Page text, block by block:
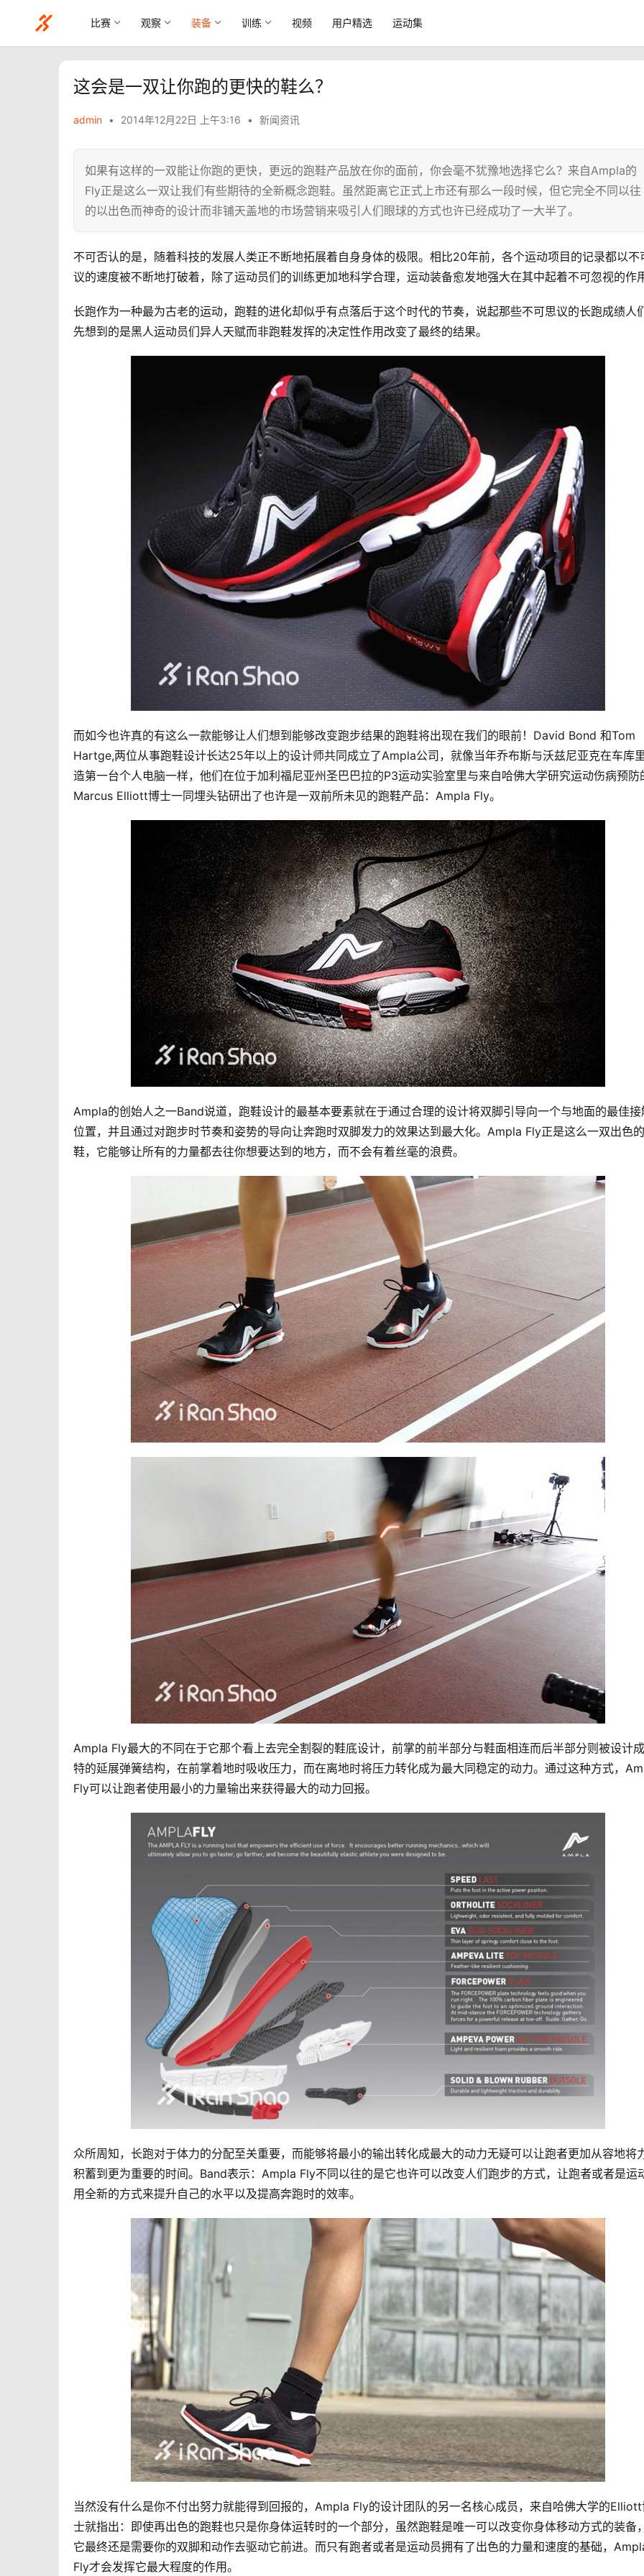
比赛 观察 装备 训练 视频 用户精选 运动集
​这会是一双让你跑的更快的鞋么？
admin • 2014年12月22日 上午3:16 • 新闻资讯
如果有这样的一双能让你跑的更快，更远的跑鞋产品放在你的面前，你会毫不犹豫地选择它么？来自Ampla的
Fly正是这么一双让我们有些期待的全新概念跑鞋。虽然距离它正式上市还有那么一段时候，但它完全不同以往
的以出色而神奇的设计而非铺天盖地的市场营销来吸引人们眼球的方式也许已经成功了一大半了。
不可否认的是，随着科技的发展人类正不断地拓展着自身身体的极限。相比20年前，各个运动项目的记录都以不
议的速度被不断地打破着，除了运动员们的训练更加地科学合理，运动装备愈发地强大在其中起着不可忽视的作
长跑作为一种最为古老的运动，跑鞋的进化却似乎有点落后于这个时代的节奏，说起那些不可思议的长跑成绩人
先想到的是黑人运动员们异人天赋而非跑鞋发挥的决定性作用改变了最终的结果。
而如今也许真的有这么一款能够让人们想到能够改变跑步结果的跑鞋将出现在我们的眼前！David Bond 和Tom
Hartge,两位从事跑鞋设计长达25年以上的设计师共同成立了Ampla公司，就像当年乔布斯与沃兹尼亚克在车库
造第一台个人电脑一样，他们在位于加利福尼亚州圣巴巴拉的P3运动实验室里与来自哈佛大学研究运动伤病预防
Marcus Elliott博士一同埋头钻研出了也许是一双前所未见的跑鞋产品：Ampla Fly。
Ampla的创始人之一Band说道，跑鞋设计的最基本要素就在于通过合理的设计将双脚引导向一个与地面的最佳接
位置，并且通过对跑步时节奏和姿势的导向让奔跑时双脚发力的效果达到最大化。 Ampla Fly正是这么一双出色
鞋，它能够让所有的力量都去往你想要达到的地方，而不会有着丝毫的浪费。
Ampla Fly最大的不同在于它那个看上去完全割裂的鞋底设计，前掌的前半部分与鞋面相连而后半部分则被设计
特的延展弹簧结构，在前掌着地时吸收压力，而在离地时将压力转化成为最大同稳定的动力。通过这种方式，
Fly可以让跑者使用最小的力量输出来获得最大的动力回报。
众所周知，长跑对于体力的分配至关重要，而能够将最小的输出转化成最大的动力无疑可以让跑者更加从容地将
积蓄到更为重要的时间。Band表示：Ampla Fly不同以往的是它也许可以改变人们跑步的方式，让跑者或者是运
用全新的方式来提升自己的水平以及提高奔跑时的效率。
当然没有什么是你不付出努力就能得到回报的，Ampla Fly的设计团队的另一名核心成员，来自哈佛大学的
士就指出：即使再出色的跑鞋也只是你身体运转时的一个部分，虽然跑鞋是唯一可以改变你身体移动方式的装备
它最终还是需要你的双脚和动作去驱动它前进。而只有跑者或者是运动员拥有了出色的力量和速度的基础，
Fly才会发挥它最大程度的作用。